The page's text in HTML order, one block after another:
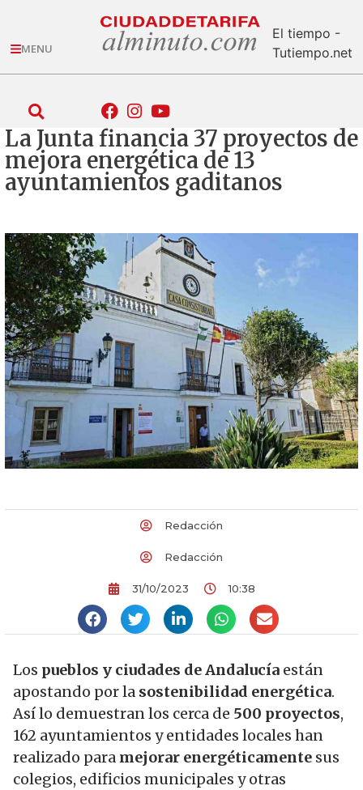
MENU
El tiempo -
Tutiempo.net
La Junta financia 37 proyectos de
mejora energética de 13
ayuntamientos gaditanos
Redacción
Redacción
31/10/2023 10:38
Los pueblos y ciudades de Andalucía están
apostando por la sostenibilidad energética.
Así lo demuestran los cerca de 500 proyectos,
162 ayuntamientos y entidades locales han
realizado para mejorar energéticamente sus
colegios, edificios municipales y otras